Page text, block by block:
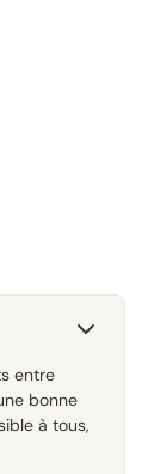
entre
bonne
à tous,